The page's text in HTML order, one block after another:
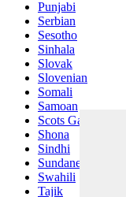
Punjabi
Serbian
Sesotho
Sinhala
Slovak
Slovenian
Somali
Samoan
Scots Gaelic
Shona
Sindhi
Sundanese
Swahili
Tajik